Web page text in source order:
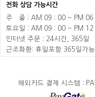
전화 상담 가능시간
주
중 : AM 09 : 00 ~ PM 06
토요일 : AM 09 : 00 ~ PM 12
인터넷 주문 : 24시간, 365일
근조화환: 휴일포함 365일가능
해외카드 결제 시스템 :